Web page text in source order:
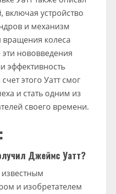
включая устройство
и механизм
вращения колеса
нововведения
эффективность
этого Уатт смог
и стать одним из
своего времени.
Джеймс Уатт?
и изобретателем